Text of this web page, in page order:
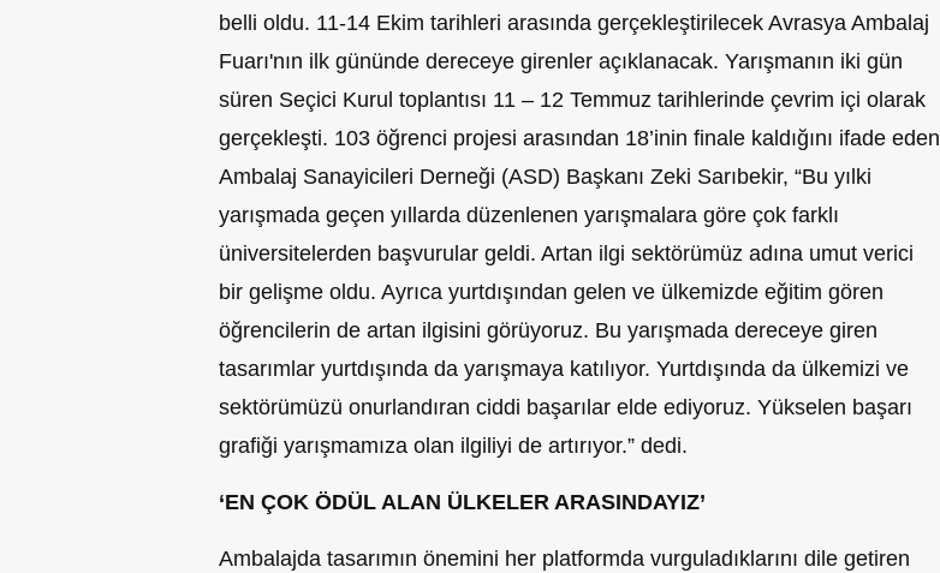
belli oldu. 11-14 Ekim tarihleri arasında gerçekleştirilecek Avrasya Ambalaj
Fuarı'nın ilk gününde dereceye girenler açıklanacak. Yarışmanın iki gün
süren Seçici Kurul toplantısı 11 – 12 Temmuz tarihlerinde çevrim içi olarak
gerçekleşti. 103 öğrenci projesi arasından 18’inin finale kaldığını ifade eden
Ambalaj Sanayicileri Derneği (ASD) Başkanı Zeki Sarıbekir, “Bu yılki
yarışmada geçen yıllarda düzenlenen yarışmalara göre çok farklı
üniversitelerden başvurular geldi. Artan ilgi sektörümüz adına umut verici
bir gelişme oldu. Ayrıca yurtdışından gelen ve ülkemizde eğitim gören
öğrencilerin de artan ilgisini görüyoruz. Bu yarışmada dereceye giren
tasarımlar yurtdışında da yarışmaya katılıyor. Yurtdışında da ülkemizi ve
sektörümüzü onurlandıran ciddi başarılar elde ediyoruz. Yükselen başarı
grafiği yarışmamıza olan ilgiliyi de artırıyor.” dedi.
‘EN ÇOK ÖDÜL ALAN ÜLKELER ARASINDAYIZ’
Ambalajda tasarımın önemini her platformda vurguladıklarını dile getiren